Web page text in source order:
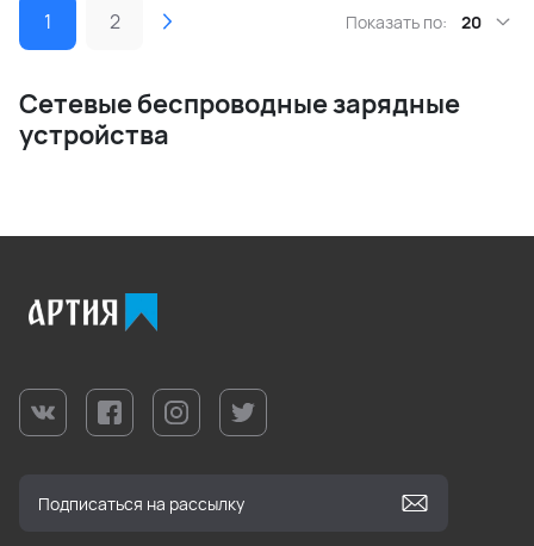
1 2 Показать по: 20
Сетевые беспроводные зарядные
устройства